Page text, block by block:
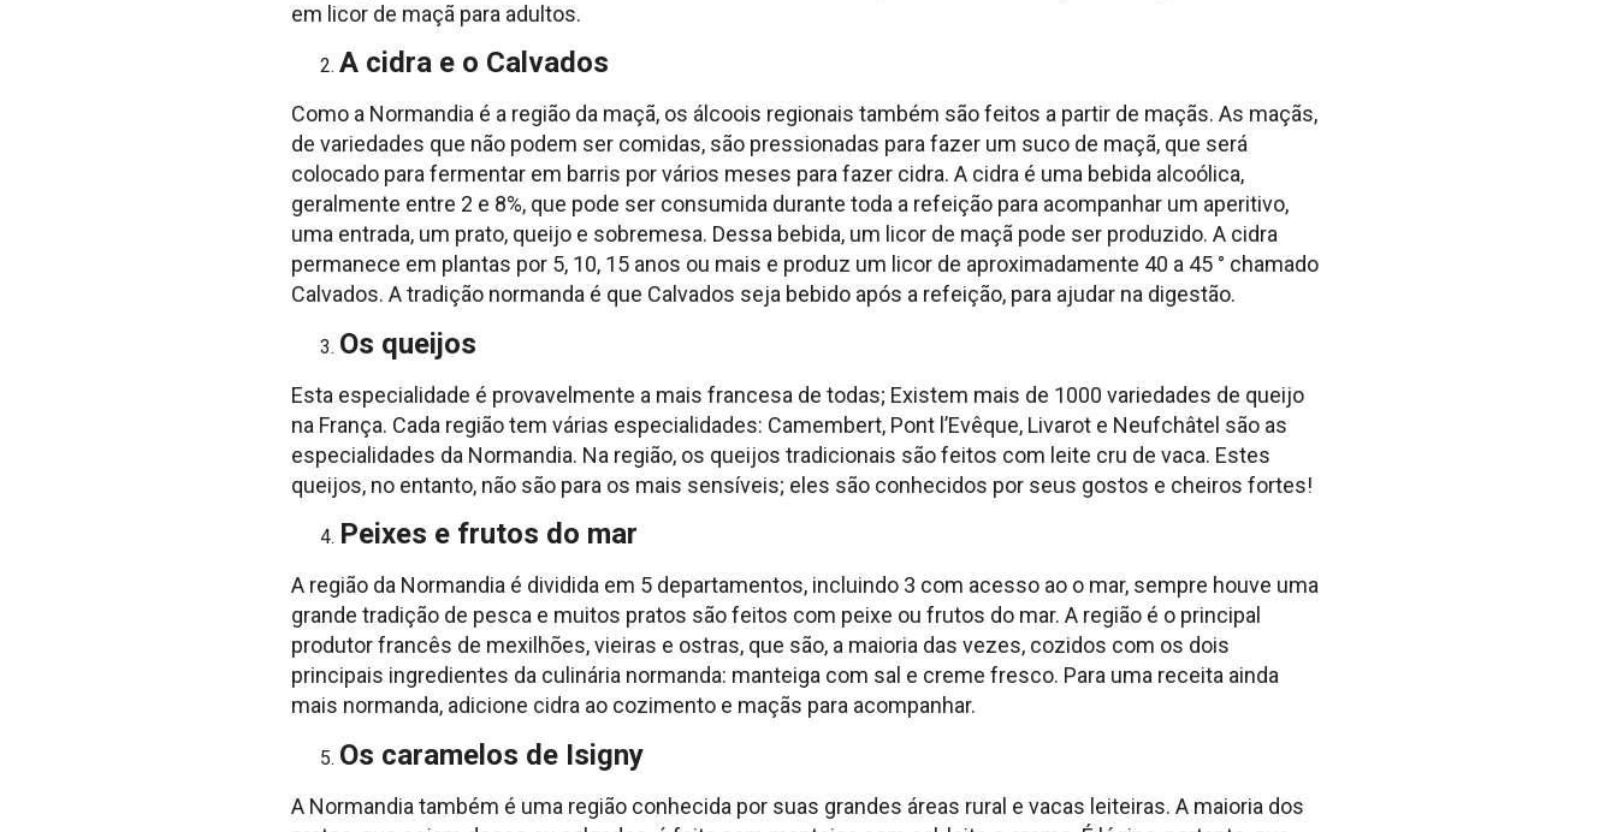
em licor de maçã para adultos.
A cidra e o Calvados
Como a Normandia é a região da maçã, os álcoois regionais também são feitos a partir de maçãs. As maçãs,
de variedades que não podem ser comidas, são pressionadas para fazer um suco de maçã, que será
colocado para fermentar em barris por vários meses para fazer cidra. A cidra é uma bebida alcoólica,
geralmente entre 2 e 8%, que pode ser consumida durante toda a refeição para acompanhar um aperitivo,
uma entrada, um prato, queijo e sobremesa. Dessa bebida, um licor de maçã pode ser produzido. A cidra
permanece em plantas por 5, 10, 15 anos ou mais e produz um licor de aproximadamente 40 a 45 ° chamado
Calvados. A tradição normanda é que Calvados seja bebido após a refeição, para ajudar na digestão.
Os queijos
Esta especialidade é provavelmente a mais francesa de todas; Existem mais de 1000 variedades de queijo
na França. Cada região tem várias especialidades: Camembert, Pont l’Evêque, Livarot e Neufchâtel são as
especialidades da Normandia. Na região, os queijos tradicionais são feitos com leite cru de vaca. Estes
queijos, no entanto, não são para os mais sensíveis; eles são conhecidos por seus gostos e cheiros fortes!
Peixes e frutos do mar
A região da Normandia é dividida em 5 departamentos, incluindo 3 com acesso ao o mar, sempre houve uma
grande tradição de pesca e muitos pratos são feitos com peixe ou frutos do mar. A região é o principal
produtor francês de mexilhões, vieiras e ostras, que são, a maioria das vezes, cozidos com os dois
principais ingredientes da culinária normanda: manteiga com sal e creme fresco. Para uma receita ainda
mais normanda, adicione cidra ao cozimento e maçãs para acompanhar.
Os caramelos de Isigny
A Normandia também é uma região conhecida por suas grandes áreas rural e vacas leiteiras. A maioria dos